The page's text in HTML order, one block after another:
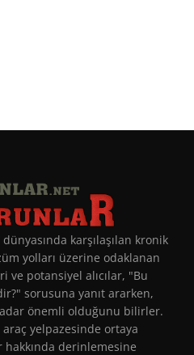
karşılaşılan kronik
yolları üzerine odaklanan
potansiyel alıcılar, "Bu
sorusuna yanıt ararken,
önemli olduğunu bilirler.
yelpazesinde ortaya
hakkında derinlemesine